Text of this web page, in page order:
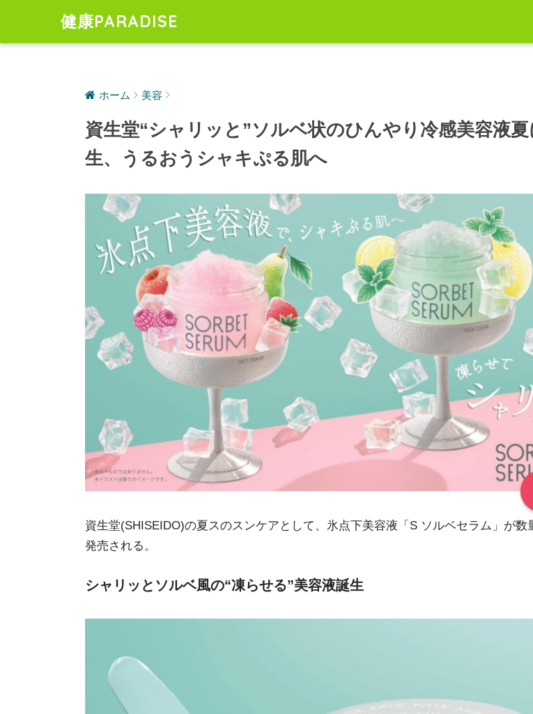
健康PARADISE
ホーム 美容
資生堂“シャリッと”ソルベ状のひんやり冷感美容液夏
生、うるおうシャキぷる肌へ
資生堂(SHISEIDO)の夏スのスンケアとして、氷点下美容液「S ソルベセラム」が数
発売される。
シャリッとソルベ風の“凍らせる”美容液誕生